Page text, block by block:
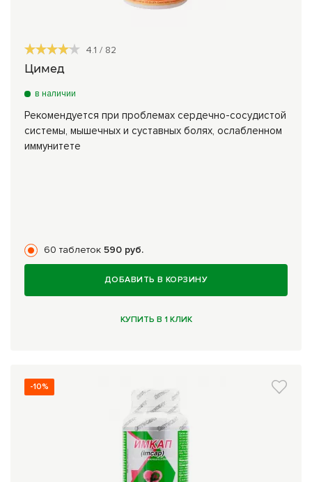
4.1 / 82
Цимед
в наличии
Рекомендуется при проблемах сердечно-сосудистой
системы, мышечных и суставных болях, ослабленном
иммунитете
60 таблеток 590 руб.
ДОБАВИТЬ В КОРЗИНУ
КУПИТЬ В 1 КЛИК
-10%